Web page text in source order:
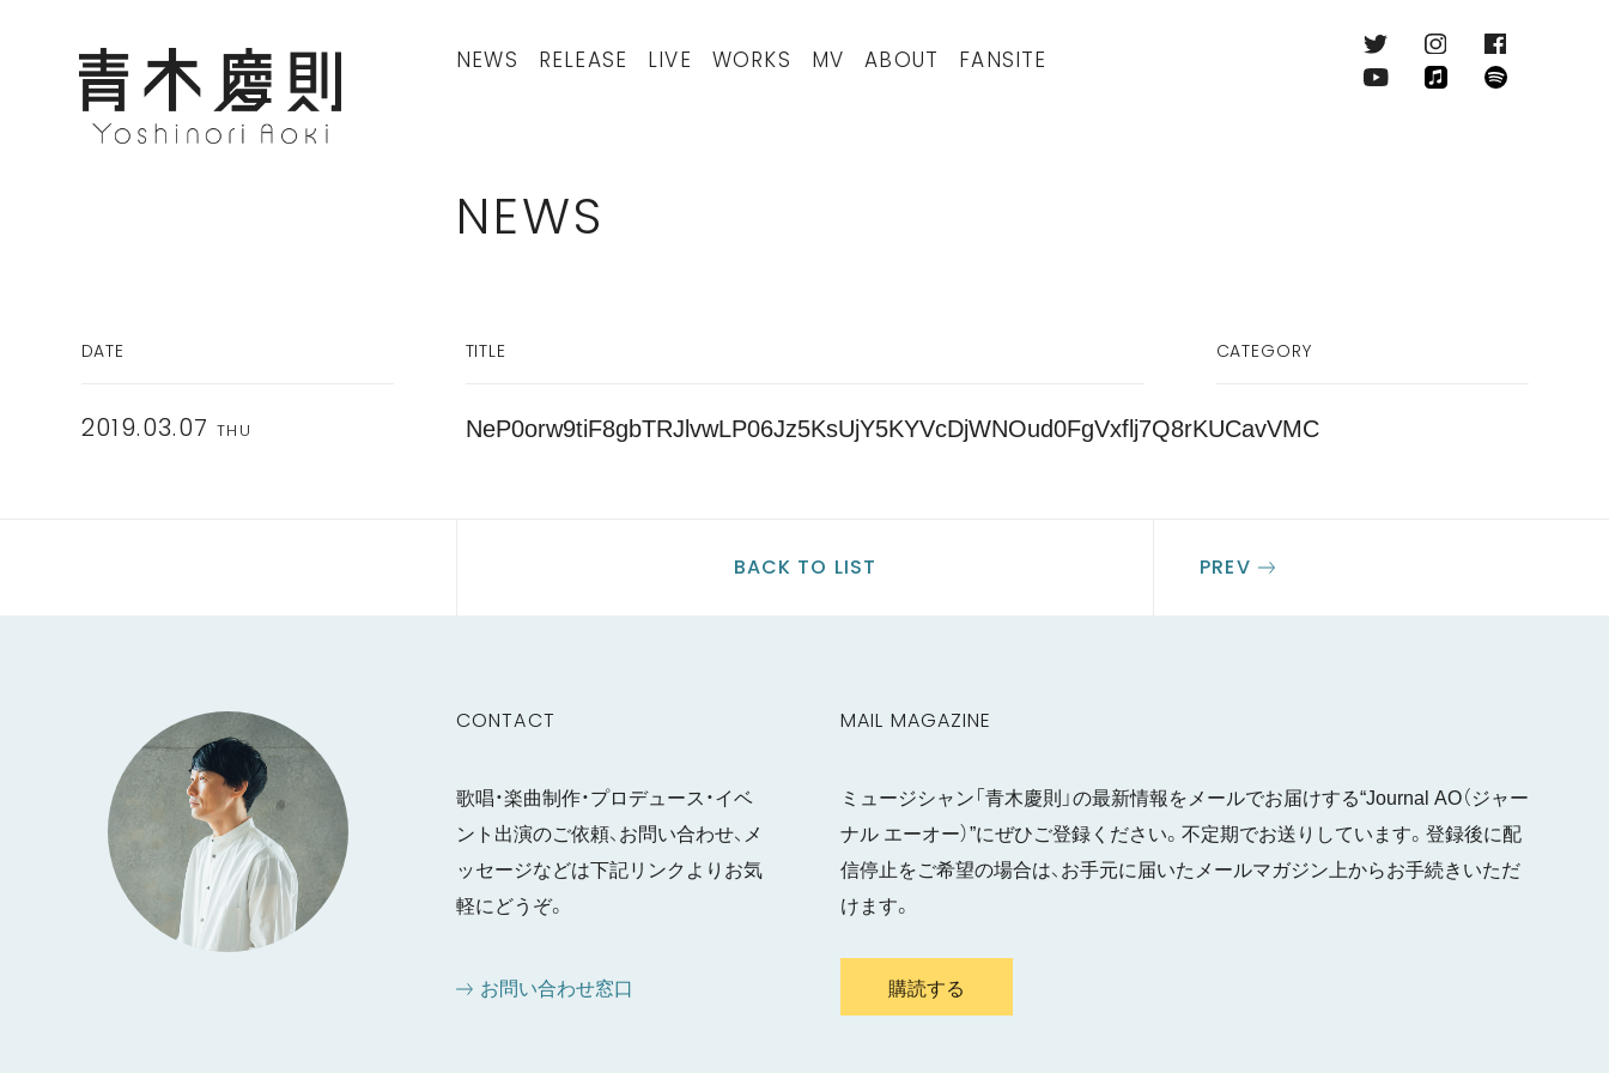
NEWS RELEASE LIVE WORKS MV ABOUT FANSITE
NEWS
DATE
2019.03.07 THU
TITLE
NeP0orw9tiF8gbTRJlvwLP06Jz5KsUjY5KYVcDjWNOud0FgVxflj7Q8rKUCavVMC
CATEGORY
BACK TO LIST PREV
CONTACT
歌唱・楽曲制作・プロデュース・イベ
ント出演のご依頼、お問い合わせ、メ
ッセージなどは下記リンクよりお気
軽にどうぞ。
お問い合わせ窓口
MAIL MAGAZINE
ミュージシャン「青木慶則」の最新情報をメールでお届けする“Journal AO（ジャー
ナル エーオー）”にぜひご登録ください。不定期でお送りしています。登録後に配
信停止をご希望の場合は、お手元に届いたメールマガジン上からお手続きいただ
けます。
購読する